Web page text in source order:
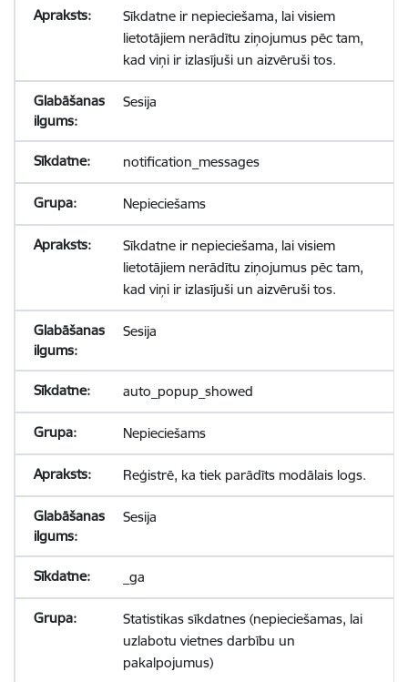
Sīkdatne ir nepieciešama, lai visiem
lietotājiem nerādītu ziņojumus pēc tam,
kad viņi ir izlasījuši un aizvēruši tos.
Sesija
notification_messages
Nepieciešams
Sīkdatne ir nepieciešama, lai visiem
lietotājiem nerādītu ziņojumus pēc tam,
kad viņi ir izlasījuši un aizvēruši tos.
Sesija
auto_popup_showed
Nepieciešams
Reģistrē, ka tiek parādīts modālais logs.
Sesija
_ga
Statistikas sīkdatnes (nepieciešamas, lai
uzlabotu vietnes darbību un
pakalpojumus)